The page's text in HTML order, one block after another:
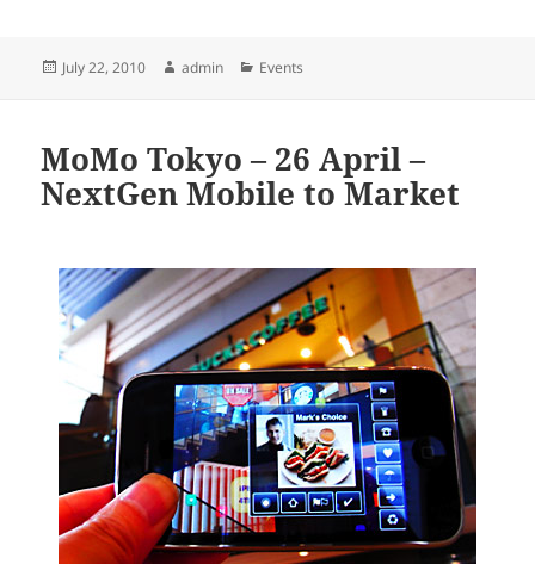
Posted
July 22, 2010 Author
admin Categories
Events
MoMo Tokyo – 26 April –
NextGen Mobile to Market